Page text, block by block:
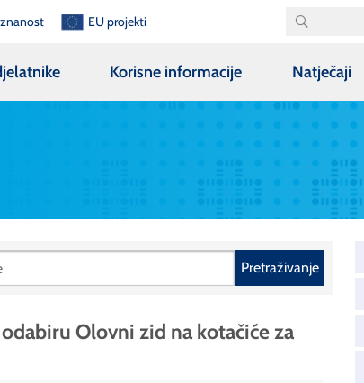
EU projekti
Korisne informacije Natječaji
Pretraživanje
Olovni zid na kotačiće za